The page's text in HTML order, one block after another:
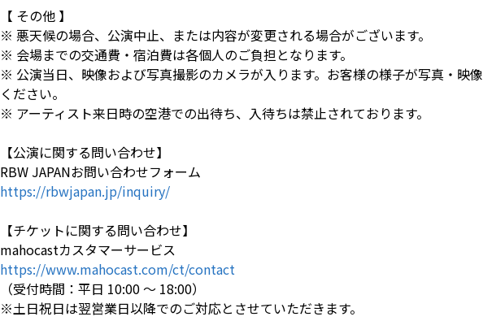
【 その他 】
※ 悪天候の場合、公演中止、または内容が変更される場合がございます。
※ 会場までの交通費・宿泊費は各個人のご負担となります。
※ 公演当日、映像および写真撮影のカメラが入ります。お客様の様子が写真・映
ください。
※ アーティスト来日時の空港での出待ち、入待ちは禁止されております。
【公演に関する問い合わせ】
RBW JAPANお問い合わせフォーム
https://rbwjapan.jp/inquiry/
【チケットに関する問い合わせ】
mahocastカスタマーサービス
https://www.mahocast.com/ct/contact
（受付時間：平日 10:00 ～ 18:00）
※土日祝日は翌営業日以降でのご対応とさせていただきます。